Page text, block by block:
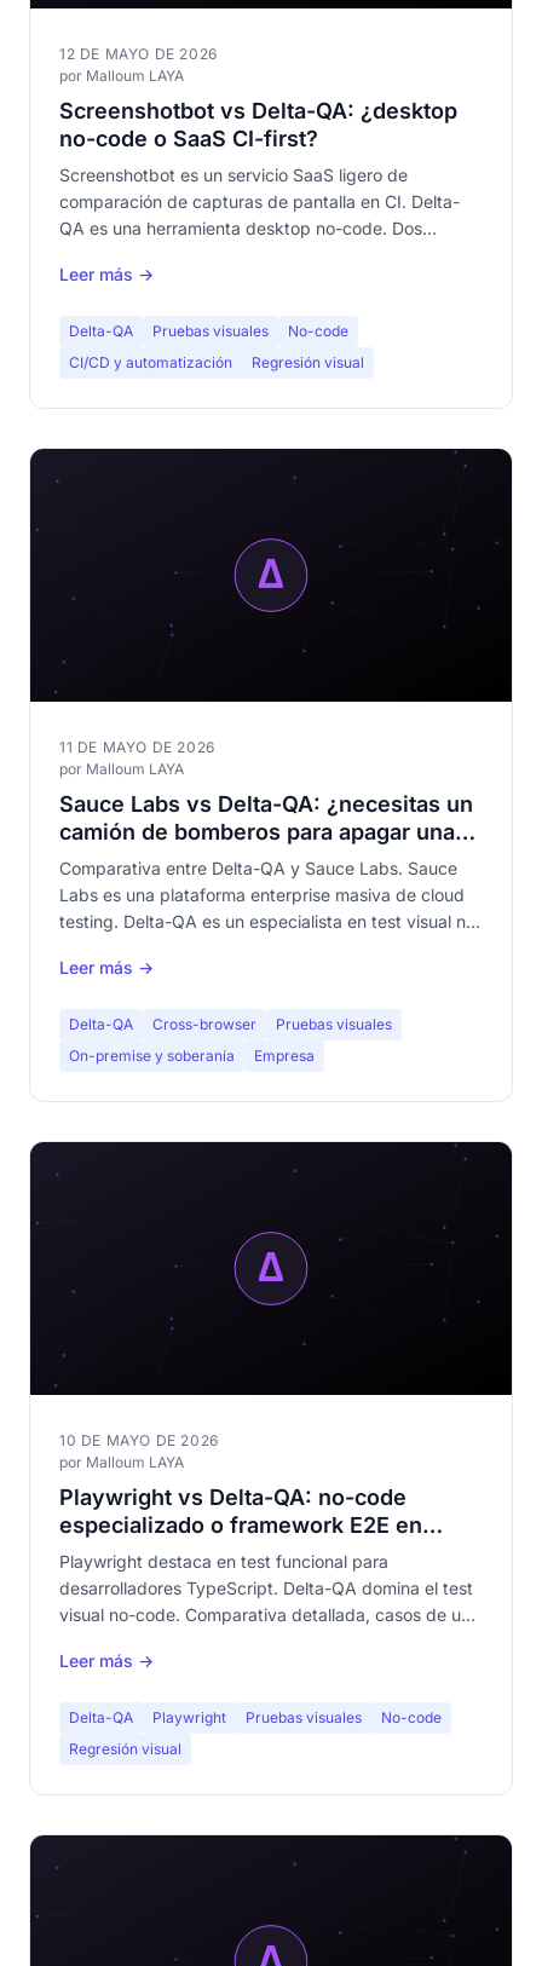
12 DE MAYO DE 2026
por Malloum LAYA
Screenshotbot vs Delta-QA: ¿desktop
no-code o SaaS CI-first?
Screenshotbot es un servicio SaaS ligero de
comparación de capturas de pantalla en CI. Delta-
QA es una herramienta desktop no-code. Dos
Comparativa completa.
Leer más →
Delta-QA Pruebas visuales
No-code
CI/CD y automatización
Regresión visual
11 DE MAYO DE 2026
por Malloum LAYA
Sauce Labs vs Delta-QA: ¿necesitas un
camión de bomberos para apagar una
vela?
Comparativa entre Delta-QA y Sauce Labs. Sauce
Labs es una plataforma enterprise masiva de cloud
testing. Delta-QA es un especialista en test visual no-
cuál se adapta a tu necesidad.
Leer más →
Delta-QA Cross-browser
Pruebas visuales
On-premise y soberanía
Empresa
10 DE MAYO DE 2026
por Malloum LAYA
Playwright vs Delta-QA: no-code
especializado o framework E2E en
2026
Playwright destaca en test funcional para
desarrolladores TypeScript. Delta-QA domina el test
visual no-code. Comparativa detallada, casos de uso
Leer más →
Delta-QA Playwright Pruebas visuales
No-code
Regresión visual